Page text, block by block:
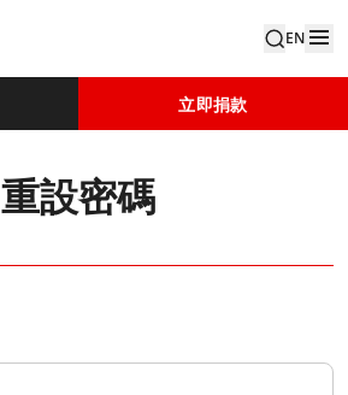
EN
立即捐款
重設密碼